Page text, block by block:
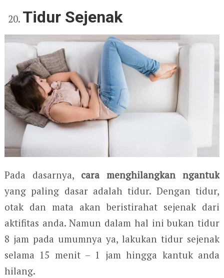
Tidur Sejenak
Pada dasarnya, cara menghilangkan ngantuk
yang paling dasar adalah tidur. Dengan tidur,
otak dan mata akan beristirahat sejenak dari
aktifitas anda. Namun dalam hal ini bukan tidur
8 jam pada umumnya ya, lakukan tidur sejenak
selama 15 menit – 1 jam hingga kantuk anda
hilang.